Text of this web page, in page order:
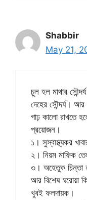
Shabbir
May 21,
চুল হল মাথার
দেহের সৌন্দর্য।
গাঢ় কালো রাখতে
প্রয়োজন।
১। সুস্বাস্থ্যকর
২। নিয়ম মাফিক
৩। অহেতুক চিন্তা
আর বিশেষ ঘরোয়া
খুবই ফলদায়ক।